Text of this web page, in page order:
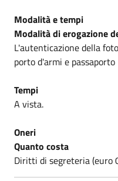
Modalità e tempi
Modalità di erogazione
L'autenticazione della
porto d'armi e passaporto
Tempi
A vista.
Oneri
Quanto costa
Diritti di segreteria (euro